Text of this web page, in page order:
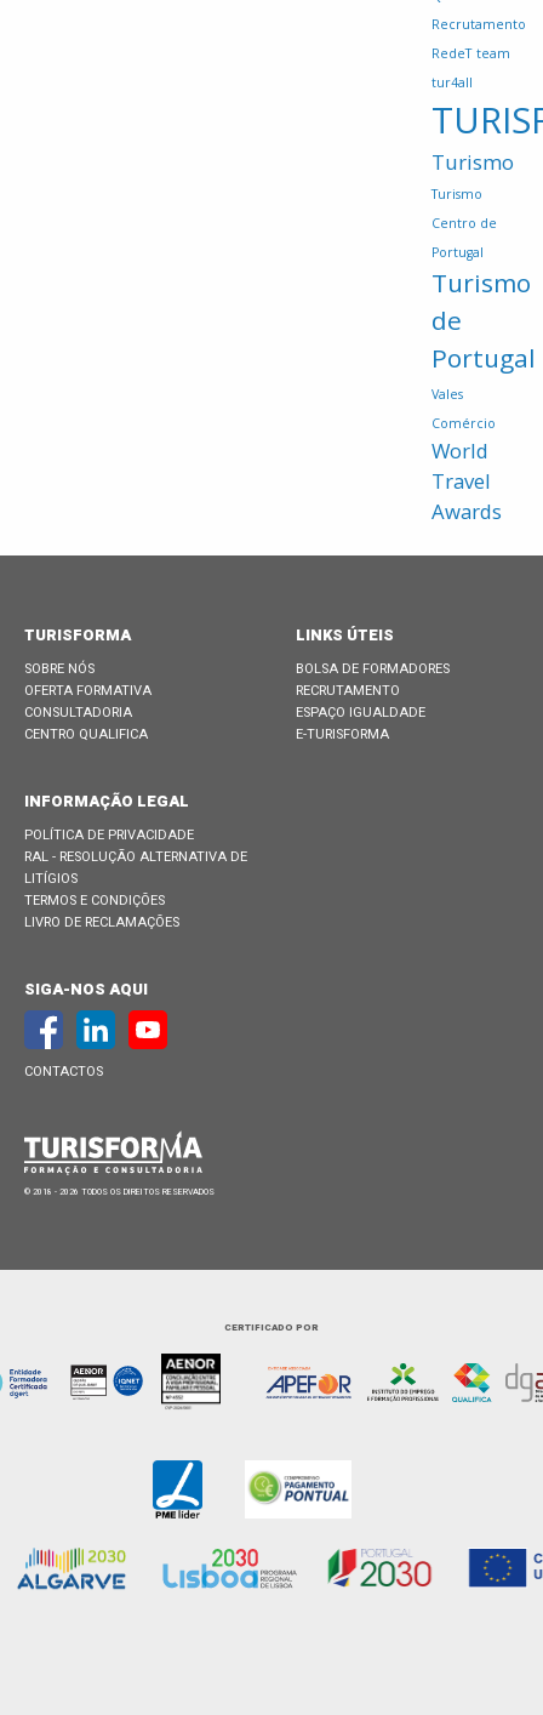
Recrutamento
RedeT team
tur4all
Turismo
Turismo
Centro de
Portugal
Turismo
de
Portugal
Vales
Comércio
World
Travel
Awards
TURISFORMA
SOBRE NÓS
OFERTA FORMATIVA
CONSULTADORIA
CENTRO QUALIFICA
LINKS ÚTEIS
BOLSA DE FORMADORES
RECRUTAMENTO
ESPAÇO IGUALDADE
E-TURISFORMA
INFORMAÇÃO LEGAL
POLÍTICA DE PRIVACIDADE
RAL - RESOLUÇÃO ALTERNATIVA DE
LITÍGIOS
TERMOS E CONDIÇÕES
LIVRO DE RECLAMAÇÕES
SIGA-NOS AQUI
CONTACTOS
© 2018 - 2026 TODOS OS DIREITOS RESERVADOS
CERTIFICADO POR